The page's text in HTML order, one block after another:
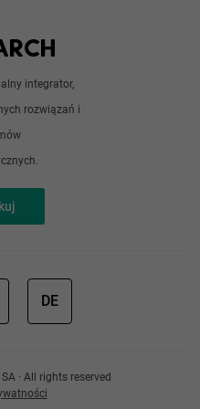
integrator,
rozwiązań i
DE
· All rights reserved